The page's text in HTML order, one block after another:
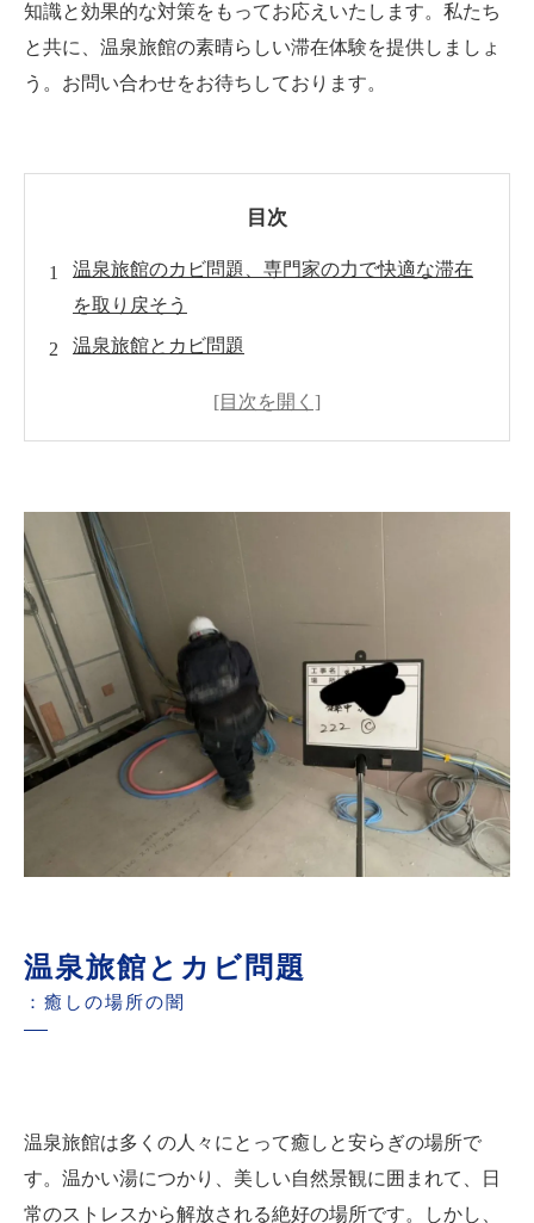
知識と効果的な対策をもってお応えいたします。私たち
と共に、温泉旅館の素晴らしい滞在体験を提供しましょ
う。お問い合わせをお待ちしております。
目次
温泉旅館のカビ問題、専門家の力で快適な滞在
を取り戻そう
温泉旅館とカビ問題
MIST工法®カビバスターズのアプローチ
まとめ
世良 秀雄-カビのプロフェッシャル-
温泉旅館とカビ問題
：癒しの場所の闇
温泉旅館は多くの人々にとって癒しと安らぎの場所で
す。温かい湯につかり、美しい自然景観に囲まれて、日
常のストレスから解放される絶好の場所です。しかし、